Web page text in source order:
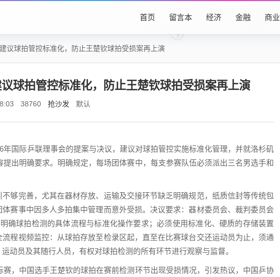
首页 留言本 经济 金融 商业
议球拍管控标准化，防止王楚钦球拍受损案再上演
球拍管控标准化，防止王楚钦球拍受损案再上演
38760 抢沙发 默认
年国际乒联理事会的提案与决议，建议对球拍管控实施标准化管理，并就洛杉矶
出明确要求。明确规定，每场团体赛中，每支参赛队伍必须派出三名男选手和
够完善，尤其在器材存放、运输及交接环节缺乏明确规范，纸质信封等传统包
赛事中因多人多拍集中管理而意外受损。决议要求：器材委员会、裁判委员会
确球拍检测的具体流程与标准化操作要求；必须使用标准化、硬质的存储装置
流程视频监控：从球拍存放至检录区起，直至在比赛球台交还运动员为止，须通
动员及其随行人员，有权对球拍检测的所有环节进行观察与监督。
，中国选手王楚钦的球拍在赛前检测环节出现受损情况，引发热议，中国乒协